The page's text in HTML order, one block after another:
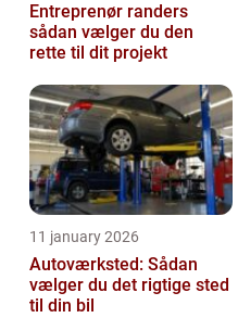
Entreprenør randers
sådan vælger du den
rette til dit projekt
11 january 2026
Autoværksted: Sådan
vælger du det rigtige sted
til din bil